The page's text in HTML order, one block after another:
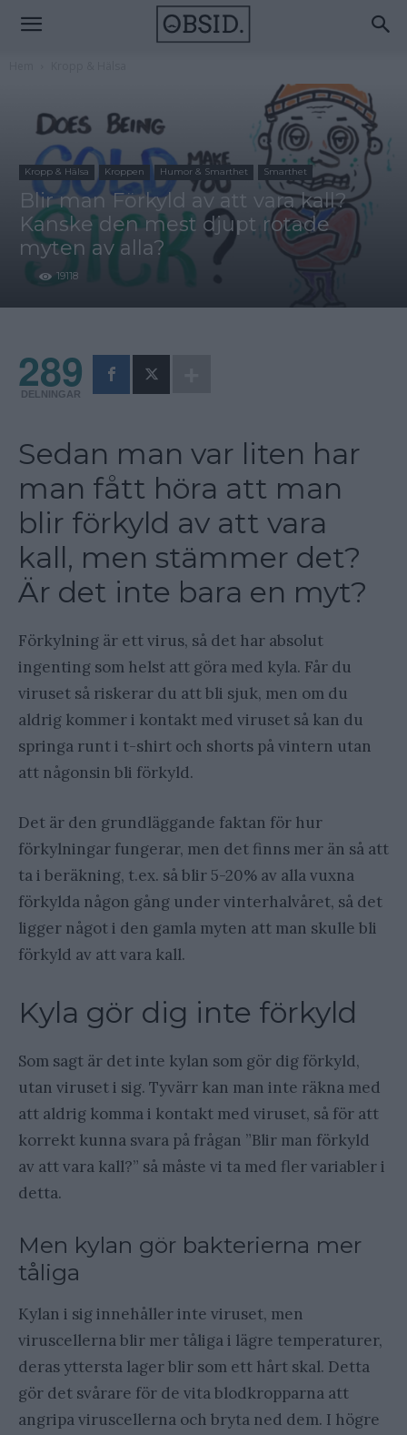
Kropp & Hälsa Kroppen Humor & Smarthet Smarthet
Blir man Förkyld av att vara kall?
Kanske den mest djupt rotade
myten av alla?
19118
289
DELNINGAR
Sedan man var liten har
man fått höra att man
blir förkyld av att vara
kall, men stämmer det?
Är det inte bara en myt?
Förkylning är ett virus, så det har absolut
ingenting som helst att göra med kyla. Får du
viruset så riskerar du att bli sjuk, men om du
aldrig kommer i kontakt med viruset så kan du
springa runt i t-shirt och shorts på vintern utan
att någonsin bli förkyld.
Det är den grundläggande faktan för hur
förkylningar fungerar, men det finns mer än så att
ta i beräkning, t.ex. så blir 5-20% av alla vuxna
förkylda någon gång under vinterhalvåret, så det
ligger något i den gamla myten att man skulle bli
förkyld av att vara kall.
Kyla gör dig inte förkyld
Som sagt är det inte kylan som gör dig förkyld,
utan viruset i sig. Tyvärr kan man inte räkna med
att aldrig komma i kontakt med viruset, så för att
korrekt kunna svara på frågan ”Blir man förkyld
av att vara kall?” så måste vi ta med fler variabler i
detta.
Men kylan gör bakterierna mer
tåliga
Kylan i sig innehåller inte viruset, men
viruscellerna blir mer tåliga i lägre temperaturer,
deras yttersta lager blir som ett hårt skal. Detta
gör det svårare för de vita blodkropparna att
angripa viruscellerna och bryta ned dem. I högre